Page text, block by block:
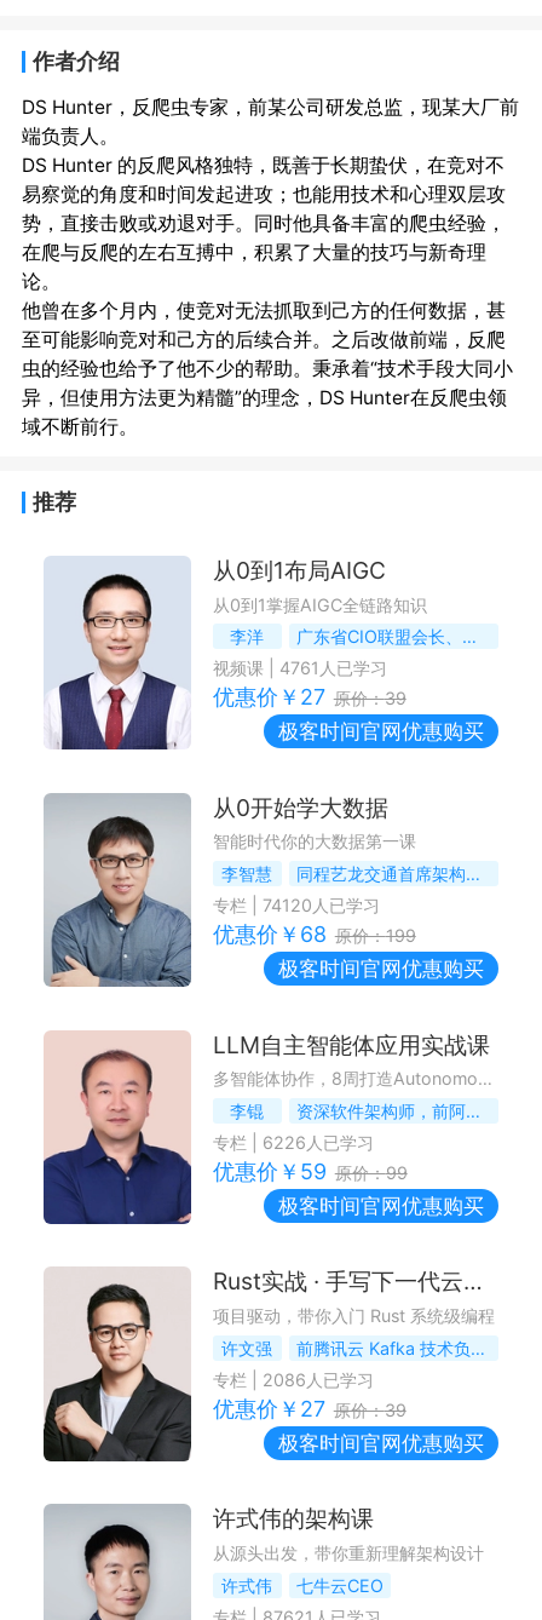
作者介绍
DS Hunter，反爬虫专家，前某公司研发总监，现某大厂前
端负责人。
DS Hunter 的反爬风格独特，既善于长期蛰伏，在竞对不
易察觉的角度和时间发起进攻；也能用技术和心理双层攻
势，直接击败或劝退对手。同时他具备丰富的爬虫经验，
在爬与反爬的左右互搏中，积累了大量的技巧与新奇理
论。
他曾在多个月内，使竞对无法抓取到己方的任何数据，甚
至可能影响竞对和己方的后续合并。之后改做前端，反爬
虫的经验也给予了他不少的帮助。秉承着“技术手段大同小
异，但使用方法更为精髓”的理念，DS Hunter在反爬虫领
推荐
从0到1布局AIGC
从0到1掌握AIGC全链路知识
李洋
广东省CIO联盟会长、前海尔集团CIO
视频课| 4761 人已学习
优惠价￥ 27 原价：39
极客时间官网优惠购买
从0开始学大数据
智能时代你的大数据第一课
李智慧
同程艺龙交通首席架构师，前Intel大数据架构师，《大型网站技术架构》作者
专栏
74120 人已学习
优惠价￥ 68 原价：199
极客时间官网优惠购买
LLM自主智能体应用实战课
多智能体协作，8周打造Autonomous Agent
李锟
资深软件架构师，前阿里巴巴高级技术专家
专栏
6226 人已学习
优惠价￥ 59 原价：99
极客时间官网优惠购买
Rust实战 · 手写下一代云原生消息队列
项目驱动，带你入门 Rust 系统级编程
许文强
前腾讯云 Kafka 技术负责人
专栏
2086 人已学习
优惠价￥ 27 原价：39
极客时间官网优惠购买
许式伟的架构课
从源头出发，带你重新理解架构设计
许式伟
七牛云CEO